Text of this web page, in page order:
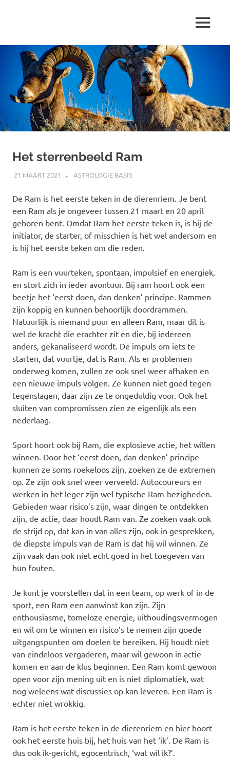
inhoud
schrijft
over
…
MENU
Het sterrenbeeld Ram
21 MAART 2021 MARJOLEIN
ASTROLOGIE BASIS
De Ram is het eerste teken in de dierenriem. Je bent
een Ram als je ongeveer tussen 21 maart en 20 april
geboren bent. Omdat Ram het eerste teken is, is hij de
initiator, de starter, of misschien is het wel andersom en
is hij het eerste teken om die reden.
Ram is een vuurteken, spontaan, impulsief en energiek,
en stort zich in ieder avontuur. Bij ram hoort ook een
beetje het ‘eerst doen, dan denken’ principe. Rammen
zijn koppig en kunnen behoorlijk doordrammen.
Natuurlijk is niemand puur en alleen Ram, maar dit is
wel de kracht die erachter zit en die, bij iedereen
anders, gekanaliseerd wordt. De impuls om iets te
starten, dat vuurtje, dat is Ram. Als er problemen
onderweg komen, zullen ze ook snel weer afhaken en
een nieuwe impuls volgen. Ze kunnen niet goed tegen
tegenslagen, daar zijn ze te ongeduldig voor. Ook het
sluiten van compromissen zien ze eigenlijk als een
nederlaag.
Sport hoort ook bij Ram, die explosieve actie, het willen
winnen. Door het ‘eerst doen, dan denken’ principe
kunnen ze soms roekeloos zijn, zoeken ze de extremen
op. Ze zijn ook snel weer verveeld. Autocoureurs en
werken in het leger zijn wel typische Ram-bezigheden.
Gebieden waar risico’s zijn, waar dingen te ontdekken
zijn, de actie, daar houdt Ram van. Ze zoeken vaak ook
de strijd op, dat kan in van alles zijn, ook in gesprekken,
de diepste impuls van de Ram is dat hij wil winnen. Ze
zijn vaak dan ook niet echt goed in het toegeven van
hun fouten.
Je kunt je voorstellen dat in een team, op werk of in de
sport, een Ram een aanwinst kan zijn. Zijn
enthousiasme, tomeloze energie, uithoudingsvermogen
en wil om te winnen en risico’s te nemen zijn goede
uitgangspunten om doelen te bereiken. Hij houdt niet
van eindeloos vergaderen, maar wil gewoon in actie
komen en aan de klus beginnen. Een Ram komt gewoon
open voor zijn mening uit en is niet diplomatiek, wat
nog weleens wat discussies op kan leveren. Een Ram is
echter niet wrokkig.
Ram is het eerste teken in de dierenriem en hier hoort
ook het eerste huis bij, het huis van het ‘ik’. De Ram is
dus ook ik-gericht, egocentrisch, ‘wat wil ik?’.